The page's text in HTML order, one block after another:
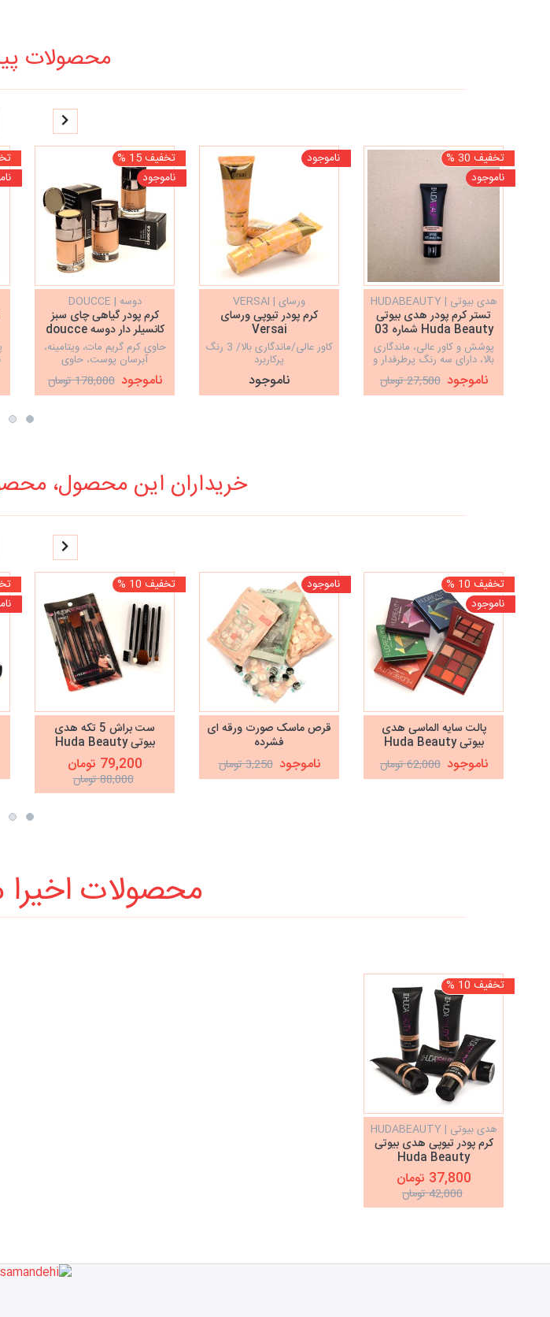
محصولات
تخفیف 30 %
ناموجود
هدی بیوتی | HUDABEAUTY
تستر کرم پودر هدی بیوتی
Huda Beauty شماره 03
پوشش و کاور عالی، ماندگاری
بالا، دارای سه رنگ پرطرفدار و
کاربردی، حاوی ضد آفتاب
ناموجود 27,500 تومان
ناموجود
ورسای | VERSAI
کرم پودر تیوپی ورسای
Versai
کاور عالی/ماندگاری بالا/ 3 رنگ
پرکاربرد
ناموجود
تخفیف 15 %
ناموجود
دوسه | DOUCCE
کرم پودر گیاهی چای سبز
کانسیلر دار دوسه doucce
حاوی کرم گریم مات، ویتامینه،
آبرسان پوست، حاوی
ویتامینA و E با SPF 22 ،
حاوی چای سبزناموجود 178,000 تومان
خریداران این محصول،
تخفیف 10 %
ناموجود
پالت سایه الماسی هدی
بیوتی Huda Beauty
ناموجود 62,000 تومان
ناموجود
قرص ماسک صورت ورقه ای
فشرده
ناموجود 3,250 تومان
تخفیف 10 %
ست براش 5 تکه هدی
بیوتی Huda Beauty
79,200 تومان
88,000 تومان
محصولات
تخفیف 10 %
هدی بیوتی | HUDABEAUTY
کرم پودر تیوپی هدی بیوتی
Huda Beauty
37,800 تومان
42,000 تومان